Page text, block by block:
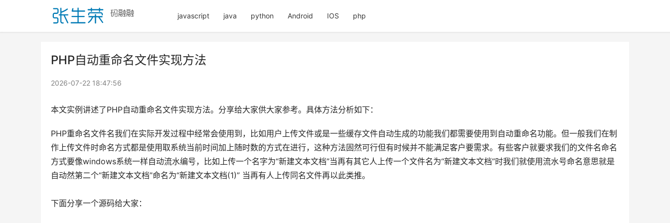
javascript java python Android IOS php
PHP自动重命名文件实现方法
2026-07-22 18:47:56
本文实例讲述了PHP自动重命名文件实现方法。分享给大家供大家参考。具体方法分析如下：
PHP重命名文件名我们在实际开发过程中经常会使用到，比如用户上传文件或是一些缓存文件自动生成的功能我们都需要使用到自动重命名功能。但一般我们在制
作上传文件时命名方式都是使用取系统当前时间加上随时数的方式在进行，这种方法固然可行但有时候并不能满足客户要需求。有些客户就要求我们的文件名命名
方式要像windows系统一样自动流水编号，比如上传一个名字为“新建文本文档”当再有其它人上传一个文件名为“新建文本文档”时我们就使用流水号命名意思就是
自动然第二个“新建文本文档”命名为“新建文本文档(1)” 当再有人上传同名文件再以此类推。
下面分享一个源码给大家：